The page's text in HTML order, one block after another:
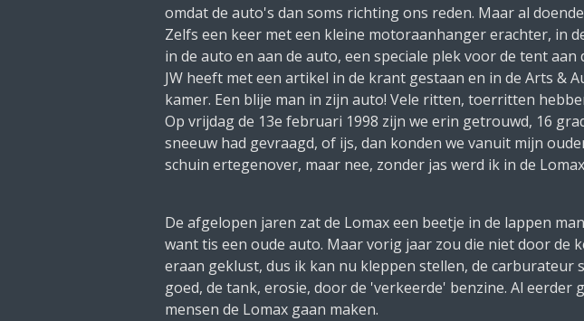
omdat de auto's dan soms richting ons reden. Maar al
Zelfs een keer met een kleine motoraanhanger erachter, in
in de auto en aan de auto, een speciale plek voor de tent
JW heeft met een artikel in de krant gestaan en in de Arts &
kamer. Een blije man in zijn auto! Vele ritten, toerritten
Op vrijdag de 13e februari 1998 zijn we erin getrouwd, 16
sneeuw had gevraagd, of ijs, dan konden we vanuit mijn
schuin ertegenover, maar nee, zonder jas werd ik in de
De afgelopen jaren zat de Lomax een beetje in de lappen
want tis een oude auto. Maar vorig jaar zou die niet door de
eraan geklust, dus ik kan nu kleppen stellen, de
goed, de tank, erosie, door de 'verkeerde' benzine. Al
mensen de Lomax gaan maken.